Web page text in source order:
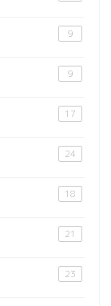
9
9
17
24
18
21
23